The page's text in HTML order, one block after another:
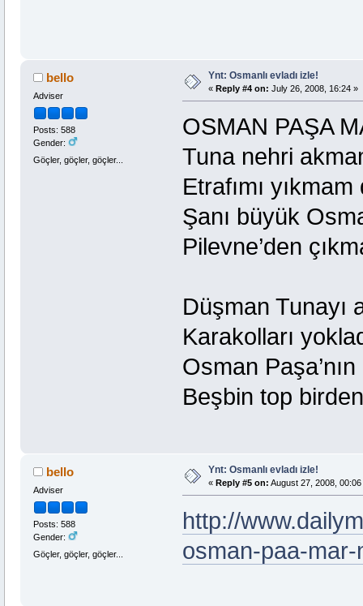
bello
Adviser
Posts: 588
Gender:
Göçler, göçler, göçler...
Ynt: Osmanlı evladı izle!
« Reply #4 on: July 26, 2008, 16:24 »
OSMAN PAŞA
Tuna nehri
Etrafımı
Şanı büyük
Pilevne’den
Düşman Tunayı
Karakolları
Osman
Beşbin top
bello
Adviser
Posts: 588
Gender:
Göçler, göçler, göçler...
Ynt: Osmanlı evladı izle!
« Reply #5 on: August 27, 2008, 00:06
http://
osman-paa-